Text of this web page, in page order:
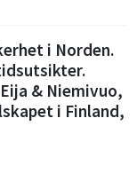
i Norden.
& Niemivuo,
i Finland,